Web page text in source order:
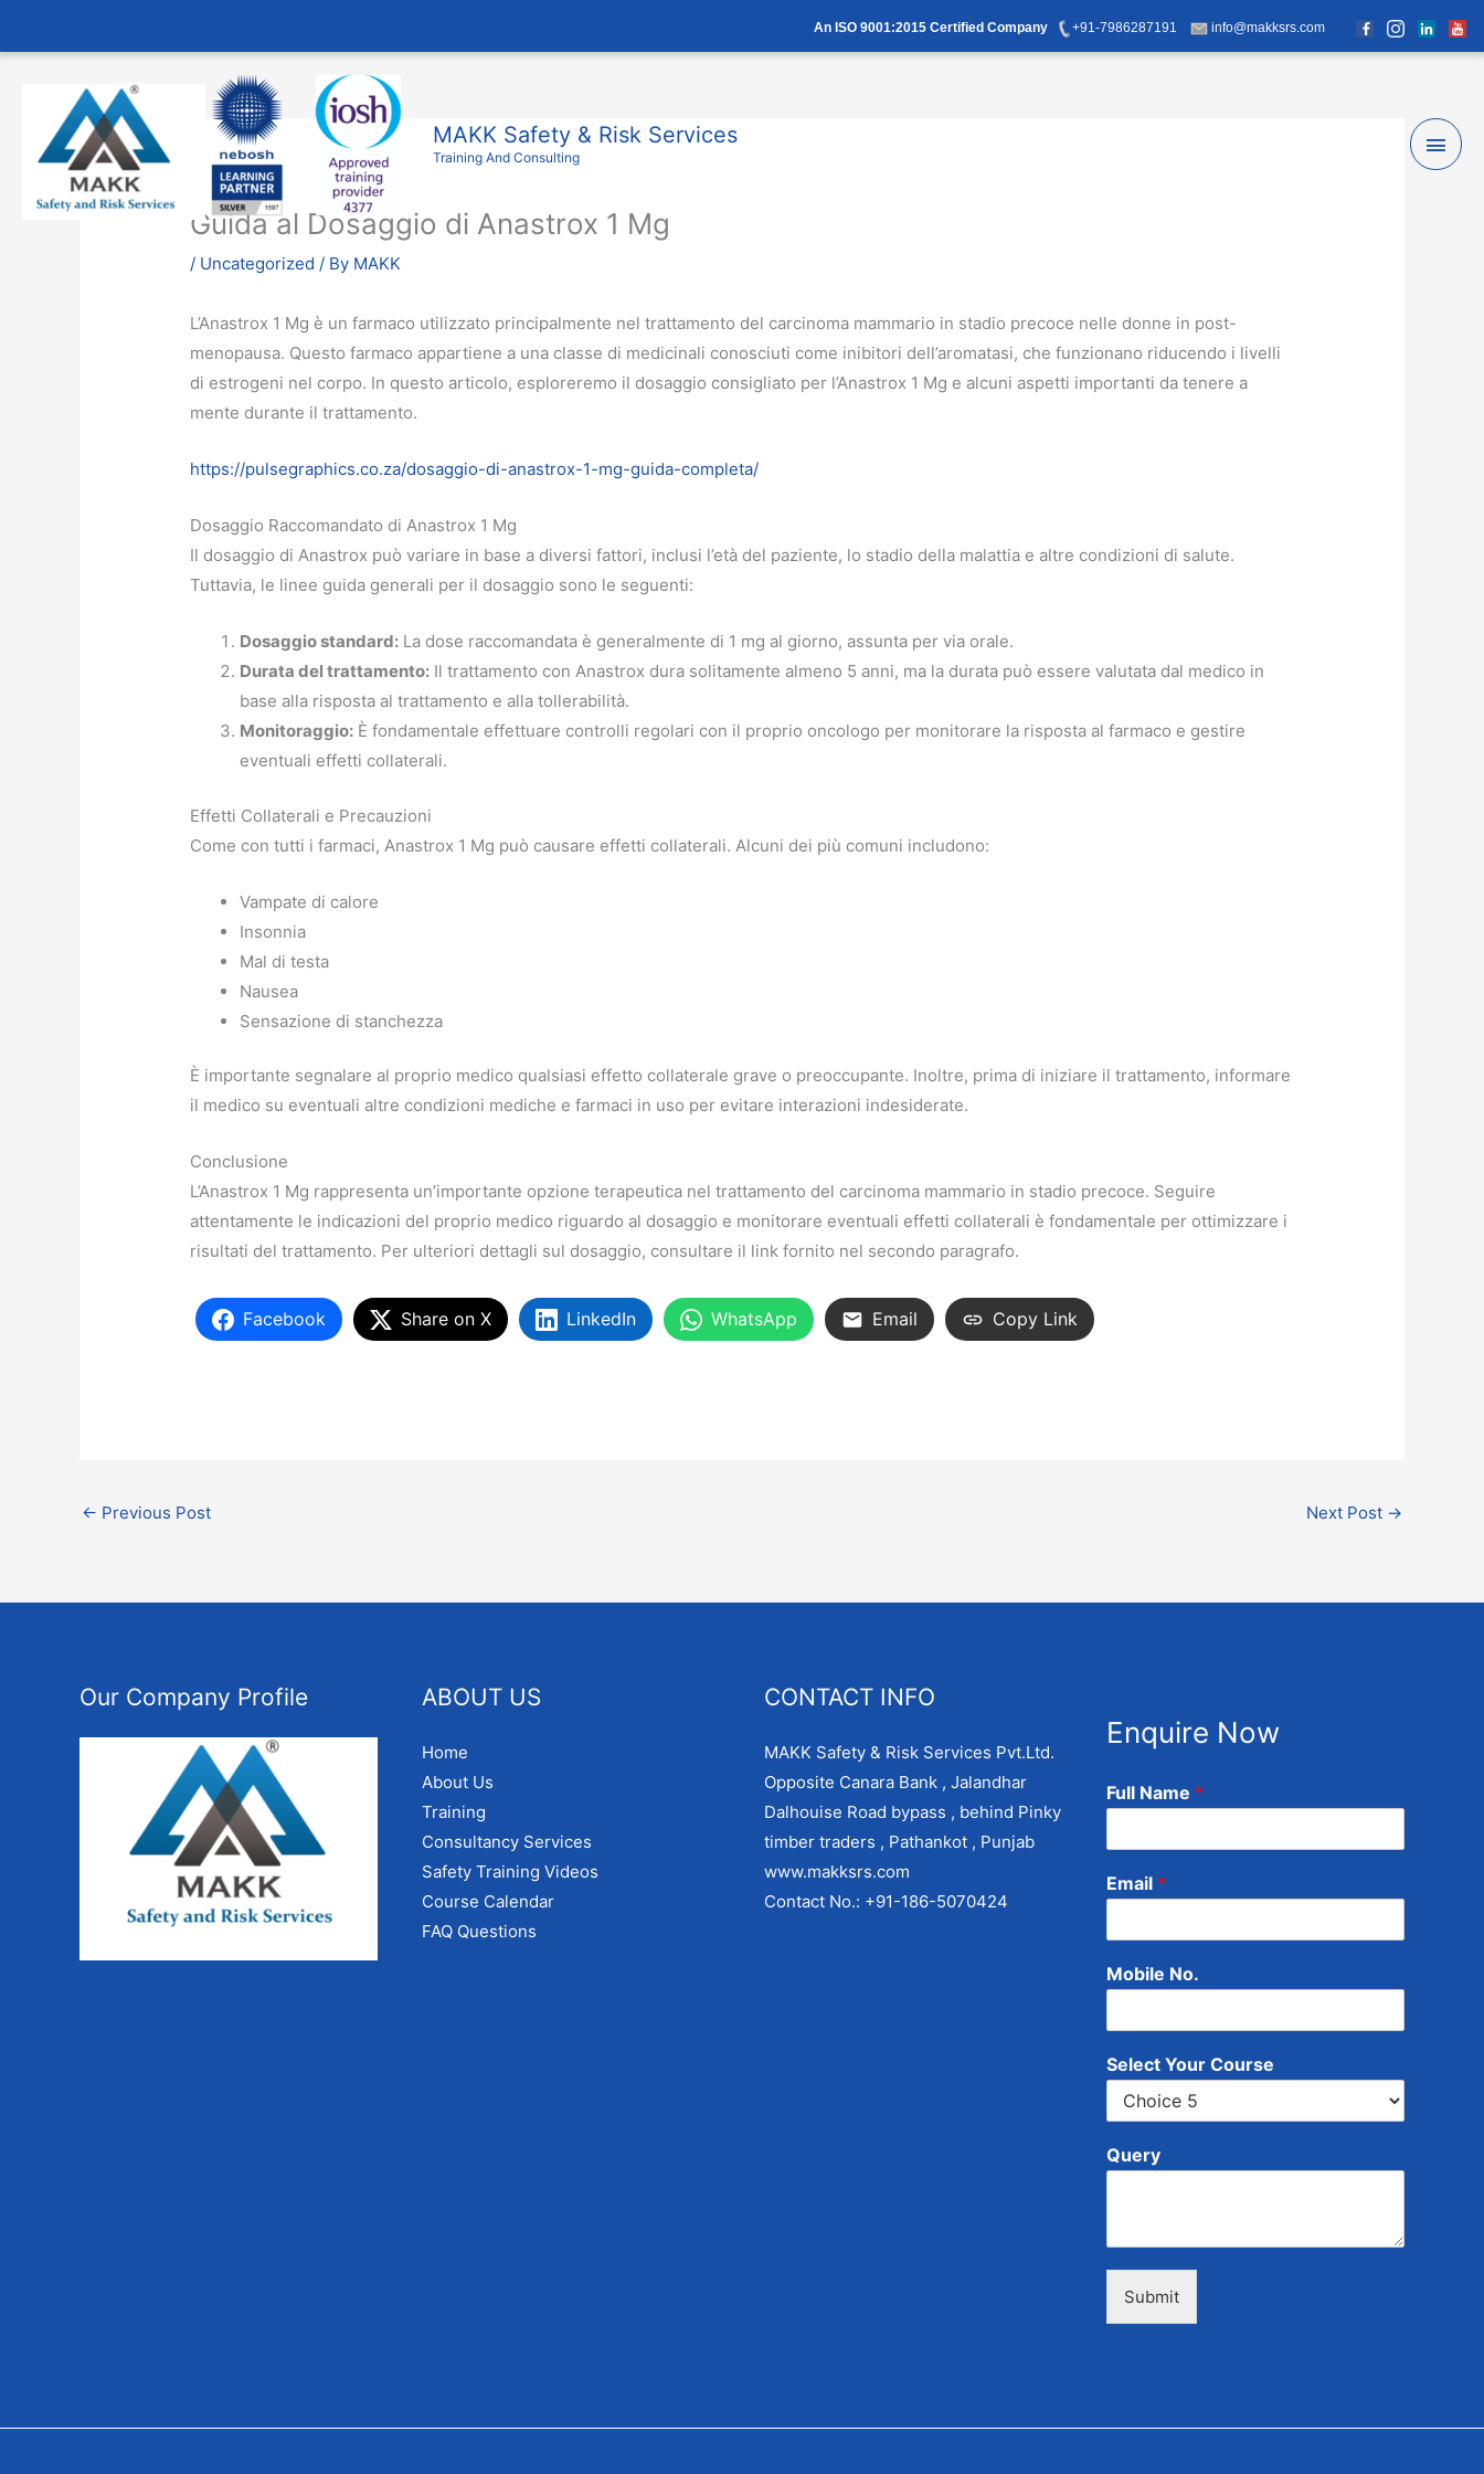
An ISO 9001:2015 Certified Company +91-7986287191 info@makksrs.com
MAKK Safety & Risk Services
Training And Consulting
Guida al Dosaggio di Anastrox 1 Mg
/ Uncategorized / By MAKK
L’Anastrox 1 Mg è un farmaco utilizzato principalmente nel trattamento del carcinoma mammario in stadio precoce nelle donne in post-
menopausa. Questo farmaco appartiene a una classe di medicinali conosciuti come inibitori dell’aromatasi, che funzionano riducendo i livelli
di estrogeni nel corpo. In questo articolo, esploreremo il dosaggio consigliato per l’Anastrox 1 Mg e alcuni aspetti importanti da tenere a
mente durante il trattamento.
https://pulsegraphics.co.za/dosaggio-di-anastrox-1-mg-guida-completa/
Dosaggio Raccomandato di Anastrox 1 Mg
Il dosaggio di Anastrox può variare in base a diversi fattori, inclusi l’età del paziente, lo stadio della malattia e altre condizioni di salute.
Tuttavia, le linee guida generali per il dosaggio sono le seguenti:
Dosaggio standard: La dose raccomandata è generalmente di 1 mg al giorno, assunta per via orale.
Durata del trattamento: Il trattamento con Anastrox dura solitamente almeno 5 anni, ma la durata può essere valutata dal medico in
base alla risposta al trattamento e alla tollerabilità.
Monitoraggio: È fondamentale effettuare controlli regolari con il proprio oncologo per monitorare la risposta al farmaco e gestire
eventuali effetti collaterali.
Effetti Collaterali e Precauzioni
Come con tutti i farmaci, Anastrox 1 Mg può causare effetti collaterali. Alcuni dei più comuni includono:
Vampate di calore
Insonnia
Mal di testa
Nausea
Sensazione di stanchezza
È importante segnalare al proprio medico qualsiasi effetto collaterale grave o preoccupante. Inoltre, prima di iniziare il trattamento, informare
il medico su eventuali altre condizioni mediche e farmaci in uso per evitare interazioni indesiderate.
Conclusione
L’Anastrox 1 Mg rappresenta un’importante opzione terapeutica nel trattamento del carcinoma mammario in stadio precoce. Seguire
attentamente le indicazioni del proprio medico riguardo al dosaggio e monitorare eventuali effetti collaterali è fondamentale per ottimizzare i
risultati del trattamento. Per ulteriori dettagli sul dosaggio, consultare il link fornito nel secondo paragrafo.
Facebook Share on X LinkedIn WhatsApp Email Copy Link
← Previous Post Next Post →
Our Company Profile ABOUT US
Home
About Us
Training
Consultancy Services
Safety Training Videos
Course Calendar
FAQ Questions
CONTACT INFO
MAKK Safety & Risk Services Pvt.Ltd.
Opposite Canara Bank , Jalandhar
Dalhouise Road bypass , behind Pinky
timber traders , Pathankot , Punjab
www.makksrs.com
Contact No.: +91-186-5070424
Enquire Now
Full Name *
Email *
Mobile No.
Select Your Course
Query
Submit